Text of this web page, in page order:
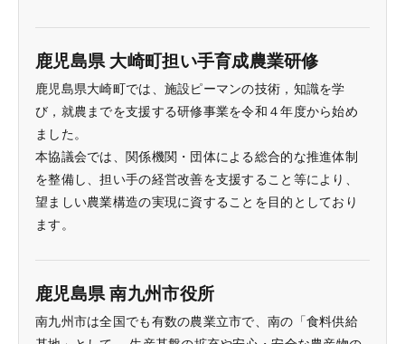
鹿児島県 大崎町担い手育成農業研修
鹿児島県大崎町では、施設ピーマンの技術，知識を学
び，就農までを支援する研修事業を令和４年度から始め
ました。
本協議会では、関係機関・団体による総合的な推進体制
を整備し、担い手の経営改善を支援すること等により、
望ましい農業構造の実現に資することを目的としており
ます。
鹿児島県 南九州市役所
南九州市は全国でも有数の農業立市で、南の「食料供給